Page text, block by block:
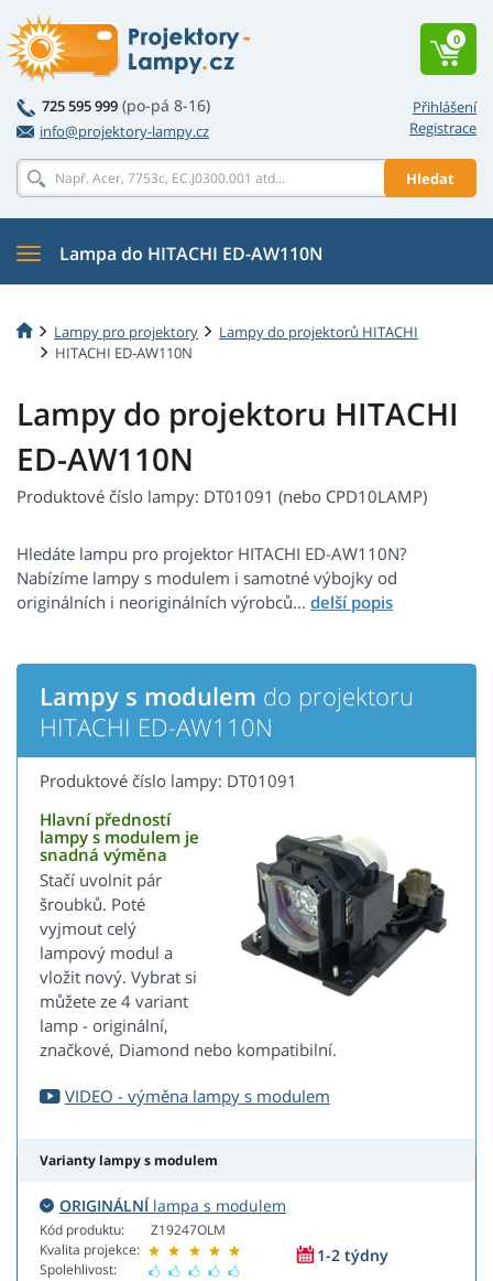
Přihlášení
Registrace
725 595 999 (po-pá 8-16)
info@projektory-lampy.cz
Hledat
0
Lampa do HITACHI ED-AW110N
Lampy pro projektory
Lampy do projektorů HITACHI
HITACHI ED-AW110N
Lampy do projektoru HITACHI
ED-AW110N
Produktové číslo lampy: DT01091 (nebo CPD10LAMP)
Hledáte lampu pro projektor HITACHI ED-AW110N?
Nabízíme lampy s modulem i samotné výbojky od
originálních i neoriginálních výrobců...
Lampy s modulem do projektoru
HITACHI ED-AW110N
Produktové číslo lampy: DT01091
Hlavní předností
lampy s modulem je
snadná výměna
Stačí uvolnit pár
šroubků. Poté
vyjmout celý
lampový modul a
vložit nový. Vybrat si
můžete ze 4 variant
lamp - originální,
značkové, Diamond nebo kompatibilní.
VIDEO - výměna lampy s modulem
Varianty lampy s modulem
ORIGINÁLNÍlampa s modulem
Kód produktu:
Kvalita projekce:
Spolehlivost:
Z19247OLM
1-2 týdny